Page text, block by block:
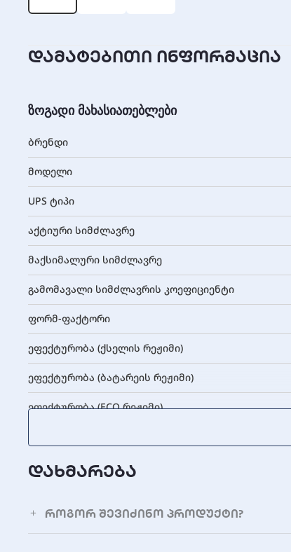
დამატებითი ინფორმაცია
ზოგადი მახასიათებლები
ბრენდი
მოდელი
UPS ტიპი
აქტიური სიმძლავრე
მაქსიმალური სიმძლავრე
გამომავალი სიმძლავრის კოეფიციენტი
ფორმ-ფაქტორი
ეფექტურობა (ქსელის რეჟიმი)
ეფექტურობა (ბატარეის რეჟიმი)
ეფექტურობა (ECO რეჟიმი)
შემავალი მახასიათებლები
შემავალი ძაბვის დიაპაზონი
დახმარება
როგორ შევიძინო პროდუქტი?